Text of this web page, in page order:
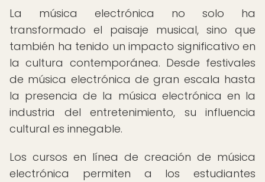
La música electrónica no solo ha
transformado el paisaje musical, sino que
también ha tenido un impacto significativo en
la cultura contemporánea. Desde festivales
de música electrónica de gran escala hasta
la presencia de la música electrónica en la
industria del entretenimiento, su influencia
cultural es innegable.
Los cursos en línea de creación de música
electrónica permiten a los estudiantes